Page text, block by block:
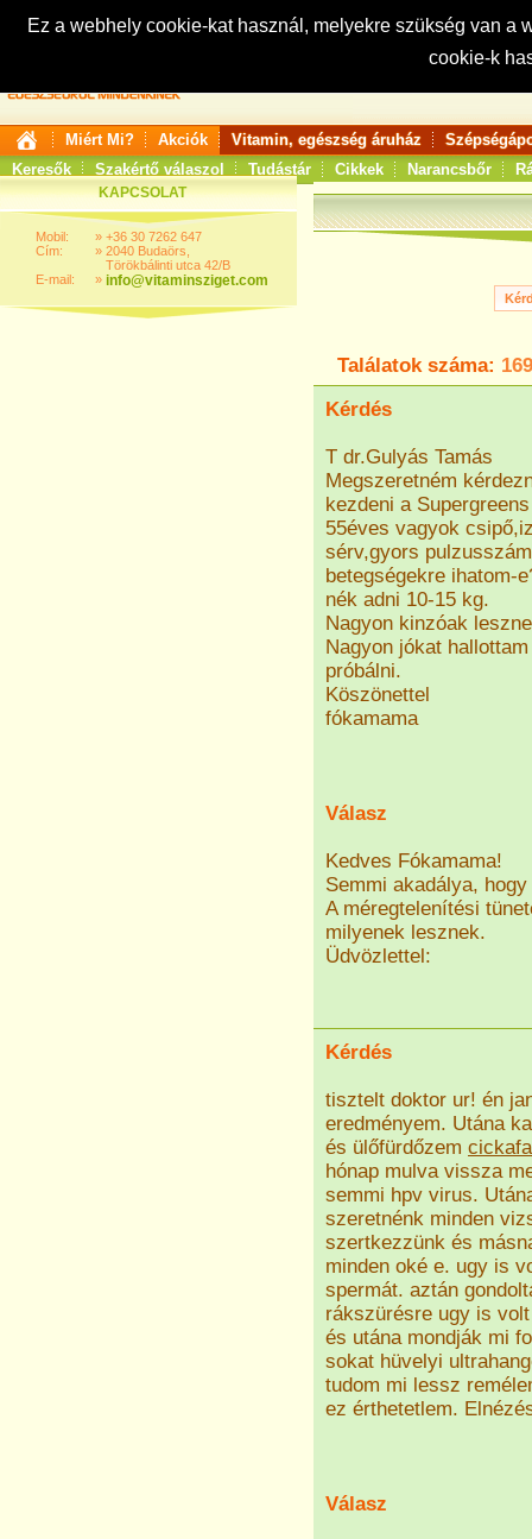
Ez a webhely cookie-kat használ, melyekre szükség van
cookie-k
Keresés:
Miért Mi? Akciók Vitamin, egészség áruház
Keresők
Szakértő válaszol Tudástár Cikkek Narancsbőr
KAPCSOLAT
Mobil:
Cím:
E-mail:
»
»
»
+36 30 7262 647
2040 Budaörs,
Törökbálinti utca 42/B
info@vitaminsziget.com
Találatok száma:
Kérdés
T dr.Gulyás Tamás
Megszeretném
kezdeni a
55éves vagyok
sérv,gyors
betegségekre ihatom-
nék adni 10-15 kg.
Nagyon kinzóak
Nagyon jókat
próbálni.
Köszönettel
fókamama
Válasz
Kedves Fókamama!
Semmi akadálya,
A méregtelenítési
milyenek lesznek.
Üdvözlettel:
Kérdés
tisztelt doktor ur! én
eredményem. Utána
és ülőfürdőzem
hónap mulva vissza
semmi hpv virus.
szeretnénk minden
szertkezzünk és
minden oké e. ugy is
spermát. aztán
rákszürésre ugy is
és utána mondják mi
sokat hüvelyi
tudom mi lessz
ez érthetetlem.
Válasz